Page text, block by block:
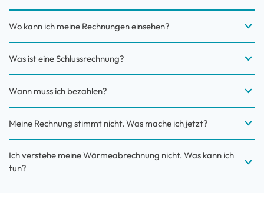
Wo kann ich meine Rechnungen einsehen?
Was ist eine Schlussrechnung?
Wann muss ich bezahlen?
Meine Rechnung stimmt nicht. Was mache ich jetzt?
Ich verstehe meine Wärmeabrechnung nicht. Was kann ich
tun?